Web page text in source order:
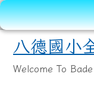
八德國小
Welcome To